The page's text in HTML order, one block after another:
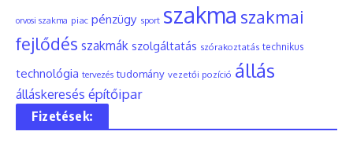
orvosi szakma piac pénzügy sport szakma szakmai
fejlődés szakmák szolgáltatás szórakoztatás technikus
technológia tervezés tudomány vezetői pozíció állás
álláskeresés építőipar
Fizetések: